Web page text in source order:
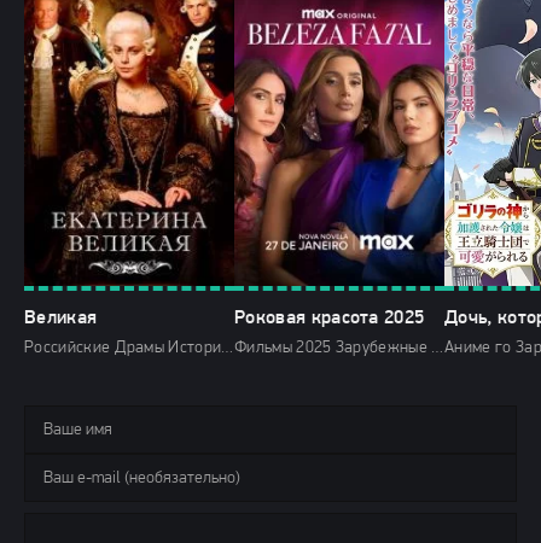
Великая
Российские Драмы История 2015 Первый канал HD
Роковая красота 2025
Фильмы 2025 Зарубежные Драмы Криминал Зарубежные сериалы 2025